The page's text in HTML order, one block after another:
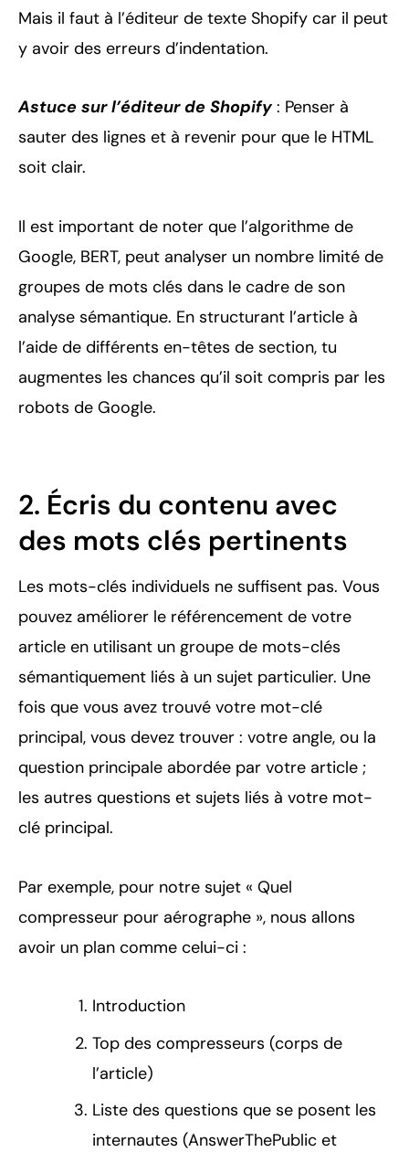
Mais il faut à l’éditeur de texte Shopify car il peut
y avoir des erreurs d’indentation.
Astuce sur l’éditeur de Shopify : Penser à
sauter des lignes et à revenir pour que le HTML
soit clair.
Il est important de noter que l’algorithme de
Google, BERT, peut analyser un nombre limité de
groupes de mots clés dans le cadre de son
analyse sémantique. En structurant l’article à
l’aide de différents en-têtes de section, tu
augmentes les chances qu’il soit compris par les
robots de Google.
2. Écris du contenu avec
des mots clés pertinents
Les mots-clés individuels ne suffisent pas. Vous
pouvez améliorer le référencement de votre
article en utilisant un groupe de mots-clés
sémantiquement liés à un sujet particulier. Une
fois que vous avez trouvé votre mot-clé
principal, vous devez trouver : votre angle, ou la
question principale abordée par votre article ;
les autres questions et sujets liés à votre mot-
clé principal.
Par exemple, pour notre sujet « Quel
compresseur pour aérographe », nous allons
avoir un plan comme celui-ci :
Introduction
Top des compresseurs (corps de
l’article)
Liste des questions que se posent les
internautes (AnswerThePublic et